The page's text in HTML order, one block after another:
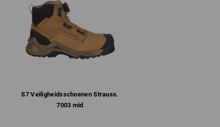
functionele sokken. Katoenen sokken
daarentegen voeren het vocht van de
in de volgende stap door het ademende
de schoen getransporteerd. Het
daarom alleen met ademende sokken.
S7 Veiligheids­schoenen Strauss.​
7003 mid